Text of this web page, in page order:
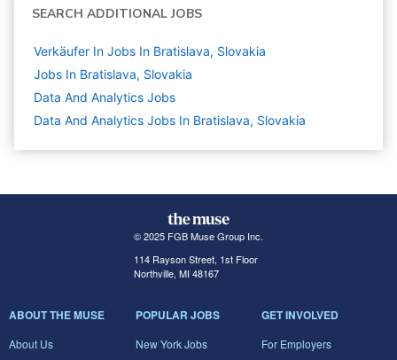
SEARCH ADDITIONAL JOBS
Verkäufer In Jobs In Bratislava, Slovakia
Jobs In Bratislava, Slovakia
Data And Analytics Jobs
Data And Analytics Jobs In Bratislava, Slovakia
© 2025 FGB Muse Group Inc.
114 Rayson Street, 1st Floor
Northville, MI 48167
ABOUT THE MUSE
About Us
POPULAR JOBS
New York Jobs
GET INVOLVED
For Employers